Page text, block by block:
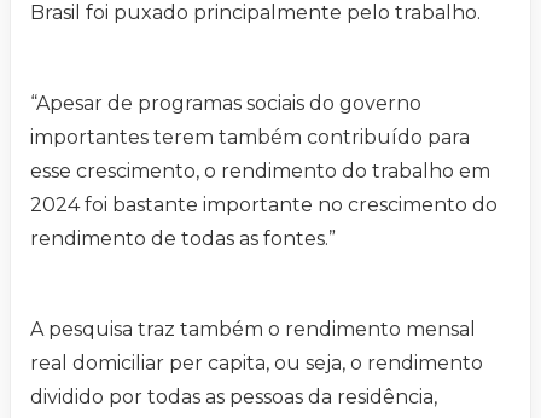
Brasil foi puxado principalmente pelo trabalho.
“Apesar de programas sociais do governo
importantes terem também contribuído para
esse crescimento, o rendimento do trabalho em
2024 foi bastante importante no crescimento do
rendimento de todas as fontes.”
A pesquisa traz também o rendimento mensal
real domiciliar per capita, ou seja, o rendimento
dividido por todas as pessoas da residência,